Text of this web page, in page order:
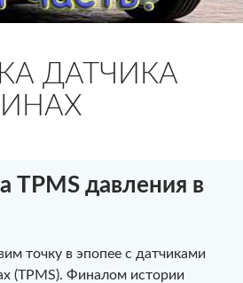
ДАТЧИКА
TPMS давления в
точку в эпопее с датчиками
(TPMS). Финалом истории